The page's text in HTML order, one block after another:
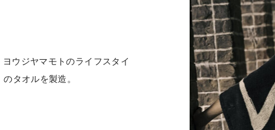
ウジヤマモトのライフスタイ
タオルを製造。